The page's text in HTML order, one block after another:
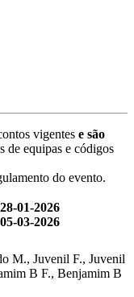
vigentes e são
de equipas e códigos
do evento.
28-01-2026
05-03-2026
M., Juvenil F., Juvenil
B F., Benjamim B